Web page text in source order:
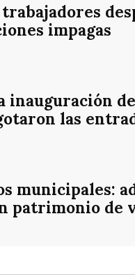
trabajadores
impagas
inauguración
las
municipales:
patrimonio de